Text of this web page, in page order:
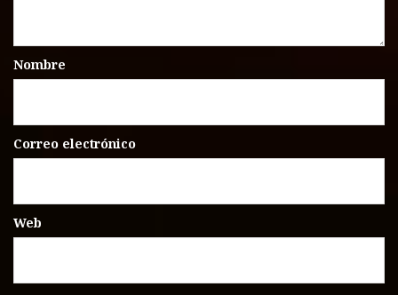
Nombre
Correo electrónico
Web